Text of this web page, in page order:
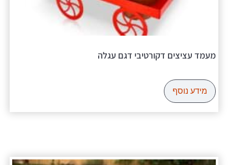
מעמד עציצים דקורטיבי דגם עגלה
מידע נוסף